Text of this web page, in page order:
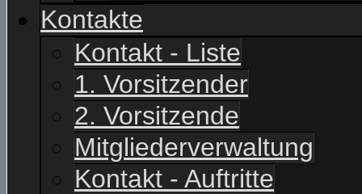
Kontakte
Kontakt - Liste
1. Vorsitzender
2. Vorsitzende
Mitgliederverwaltung
Kontakt - Auftritte